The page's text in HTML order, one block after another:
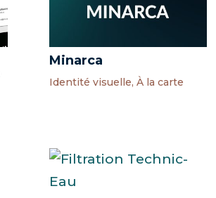
Minarca
Identité visuelle, À la carte